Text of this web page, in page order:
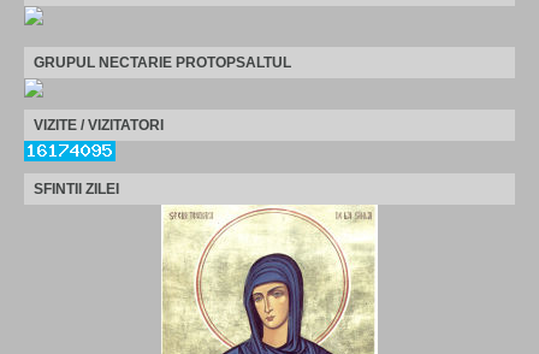
GRUPUL NECTARIE PROTOPSALTUL
VIZITE / VIZITATORI
SFINTII ZILEI